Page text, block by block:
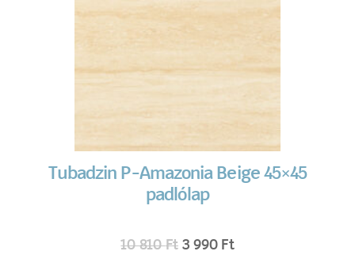
Tubadzin P-Amazonia Beige 45×45
padlólap
10 810Ft 3 990 Ft